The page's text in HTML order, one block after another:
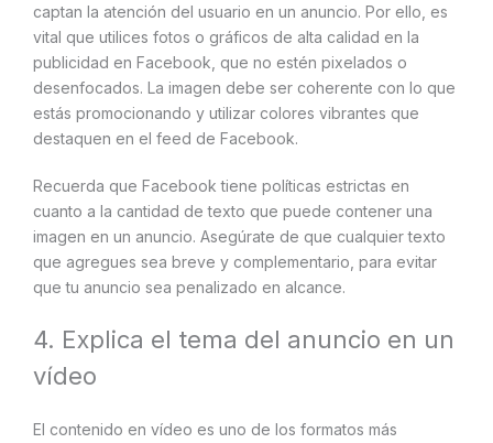
captan la atención del usuario en un anuncio. Por ello, es
vital que utilices fotos o gráficos de alta calidad en la
publicidad en Facebook, que no estén pixelados o
desenfocados. La imagen debe ser coherente con lo que
estás promocionando y utilizar colores vibrantes que
destaquen en el feed de Facebook.
Recuerda que Facebook tiene políticas estrictas en
cuanto a la cantidad de texto que puede contener una
imagen en un anuncio. Asegúrate de que cualquier texto
que agregues sea breve y complementario, para evitar
que tu anuncio sea penalizado en alcance.
4. Explica el tema del anuncio en un
vídeo
El contenido en vídeo es uno de los formatos más